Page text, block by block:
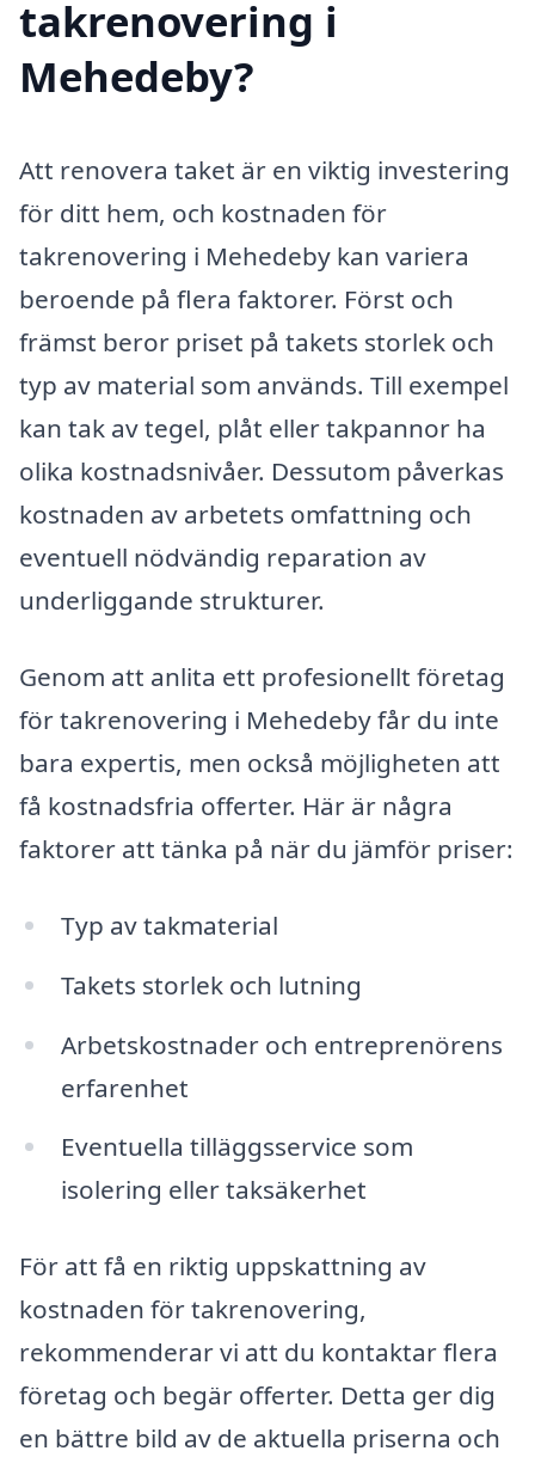
takrenovering i
Mehedeby?
Att renovera taket är en viktig investering
för ditt hem, och kostnaden för
takrenovering i Mehedeby kan variera
beroende på flera faktorer. Först och
främst beror priset på takets storlek och
typ av material som används. Till exempel
kan tak av tegel, plåt eller takpannor ha
olika kostnadsnivåer. Dessutom påverkas
kostnaden av arbetets omfattning och
eventuell nödvändig reparation av
underliggande strukturer.
Genom att anlita ett profesionellt företag
för takrenovering i Mehedeby får du inte
bara expertis, men också möjligheten att
få kostnadsfria offerter. Här är några
faktorer att tänka på när du jämför priser:
Typ av takmaterial
Takets storlek och lutning
Arbetskostnader och entreprenörens
erfarenhet
Eventuella tilläggsservice som
isolering eller taksäkerhet
För att få en riktig uppskattning av
kostnaden för takrenovering,
rekommenderar vi att du kontaktar flera
företag och begär offerter. Detta ger dig
en bättre bild av de aktuella priserna och